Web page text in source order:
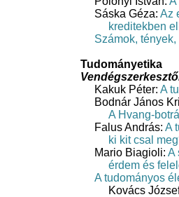
Sáska Géza: Az
kreditekben
Számok,
Tudományetika
Kakuk Péter: A
Bodnár János
A Hvang-
Falus András: A
ki kit csal
Mario Biagioli: A
érdem és
A tudományos
Kovács